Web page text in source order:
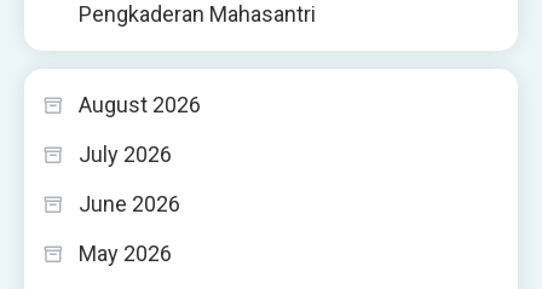
Pengkaderan Mahasantri
August 2026
July 2026
June 2026
May 2026